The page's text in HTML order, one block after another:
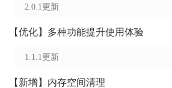
2.0.1更新
【优化】多种功能提升使用体验
1.1.1更新
【新增】内存空间清理